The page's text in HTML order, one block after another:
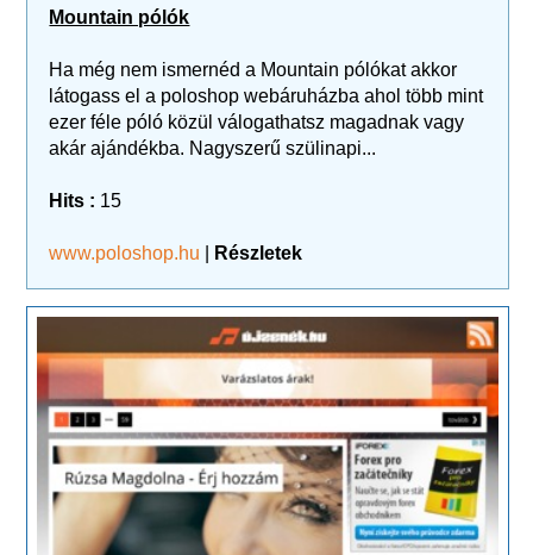
Mountain pólók
Ha még nem ismernéd a Mountain pólókat akkor
látogass el a poloshop webáruházba ahol több mint
ezer féle póló közül válogathatsz magadnak vagy
akár ajándékba. Nagyszerű szülinapi...
Hits : 15
www.poloshop.hu Részletek